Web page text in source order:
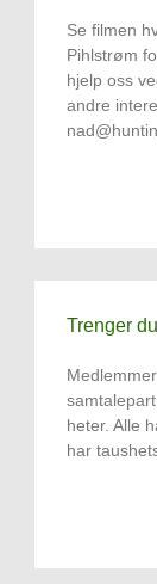
Se filmen
Pihlstrøm
hjelp oss
andre
Trenger
heter. Alle
har